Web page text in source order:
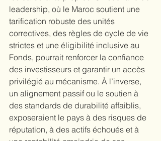
leadership, où le Maroc soutient une
tarification robuste des unités
correctives, des règles de cycle de vie
strictes et une éligibilité inclusive au
Fonds, pourrait renforcer la confiance
des investisseurs et garantir un accès
privilégié au mécanisme. À l’inverse,
un alignement passif ou le soutien à
des standards de durabilité affaiblis,
exposeraient le pays à des risques de
réputation, à des actifs échoués et à